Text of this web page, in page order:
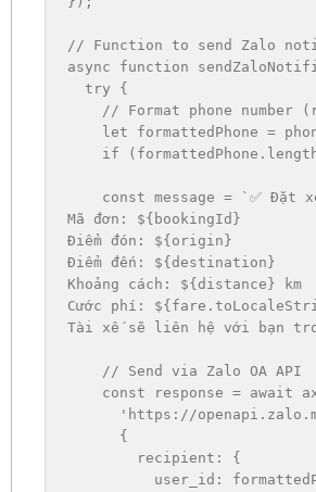
// Function to send Zalo
async
function
try
{
// Format phone number
let formattedPhone =
if
( formattedPhone .
const message = ` ✅ Đặt
Mã đơn: ${ bookingId }
Điểm đón: ${ origin }
Điểm đến: ${ destination }
Khoảng cách: ${ distance } km
Cước phí: ${ fare .
Tài xế sẽ liên hệ với bạn
// Send via Zalo OA API
const response = await
'https://
{
recipient :
{
user_id :